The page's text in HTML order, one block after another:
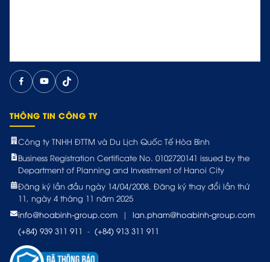
THÔNG TIN CÔNG TY
Công ty TNHH ĐTTM và Du Lịch Quốc Tế Hòa Bình
Business Registration Certificate No. 0102720141 issued by the
Department of Planning and Investment of Hanoi City
Đăng ký lần đầu ngày 14/04/2008. Đăng ký thay đổi lần thứ
11, ngày 4 tháng 11 năm 2025
info@hoabinh-group.com
|
lan.pham@hoabinh-group.com
(+84) 939 311 911 - (+84) 913 311 911